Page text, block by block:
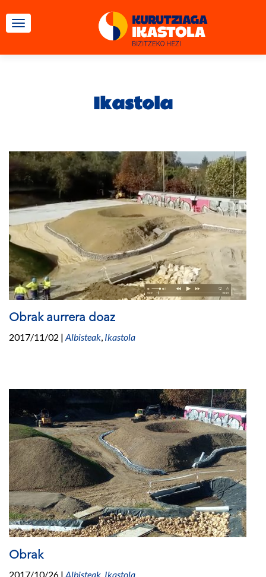
TOGGLE NAVIGATION
Ikastola
Obrak aurrera doaz
2017/11/02 | Albisteak, Ikastola
Obrak
2017/10/26 | Albisteak, Ikastola